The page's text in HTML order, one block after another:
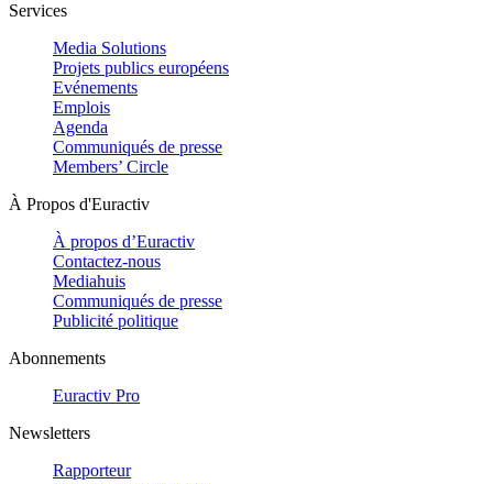
Services
Media Solutions
Projets publics européens
Evénements
Emplois
Agenda
Communiqués de presse
Members’ Circle
À Propos d'Euractiv
À propos d’Euractiv
Contactez-nous
Mediahuis
Communiqués de presse
Publicité politique
Abonnements
Euractiv Pro
Newsletters
Rapporteur